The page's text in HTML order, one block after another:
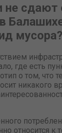
сдают
мусора?
где есть
о том, что
никакого
относится к